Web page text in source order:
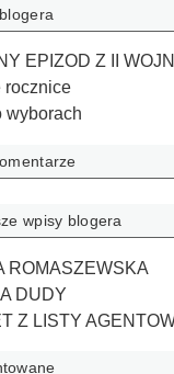
EPIZOD Z II
rocznice
wyborach
wpisy blogera
ROMASZEWSKA
DUDY
Z LISTY